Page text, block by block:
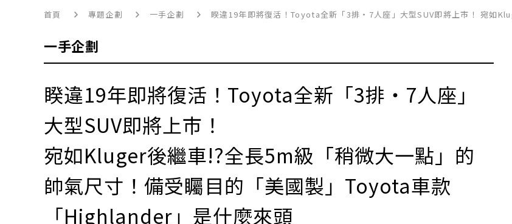
首頁 專題企劃 一手企劃 睽違19年即將復活！Toyota全新「3排・7人座」大型SUV即將上市！ 宛如Kluger後繼車!?全長5m級
一手企劃
睽違19年即將復活！Toyota全新「3排・7人座」
大型SUV即將上市！
宛如Kluger後繼車!?全長5m級「稍微大一點」的
帥氣尺寸！備受矚目的「美國製」Toyota車款
「Highlander」是什麼來頭